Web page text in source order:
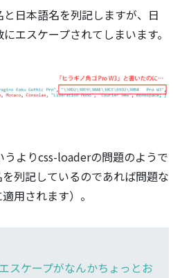
日本語名を列記しますが、日
エスケープされてしまいます。
よりcss-loaderの問題のようで
列記しているのであれば問題な
用されます）。
スケープがなんかちょっとお